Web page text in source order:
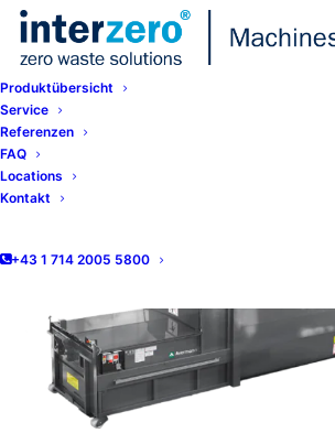
Produktübersicht
Service
Referenzen
FAQ
Locations
Kontakt
+43 1 714 2005 5800